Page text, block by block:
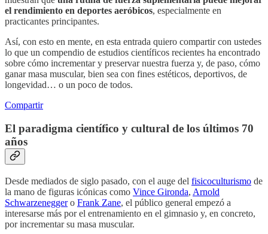
el rendimiento en deportes aeróbicos, especialmente en
practicantes principantes.
Así, con esto en mente, en esta entrada quiero compartir con ustedes
lo que un compendio de estudios científicos recientes ha encontrado
sobre cómo incrementar y preservar nuestra fuerza y, de paso, cómo
ganar masa muscular, bien sea con fines estéticos, deportivos, de
longevidad… o un poco de todos.
Compartir
El paradigma científico y cultural de los últimos 70
años
Desde mediados de siglo pasado, con el auge del fisicoculturismo de
la mano de figuras icónicas como Vince Gironda, Arnold
Schwarzeneggero Frank Zane, el público general empezó a
interesarse más por el entrenamiento en el gimnasio y, en concreto,
por incrementar su masa muscular.